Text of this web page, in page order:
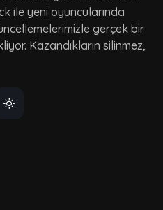
ile yeni oyuncularında
gerçek bir
Kazandıkların silinmez,